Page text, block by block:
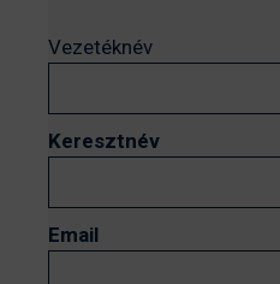
Vezetéknév
Keresztnév
Email